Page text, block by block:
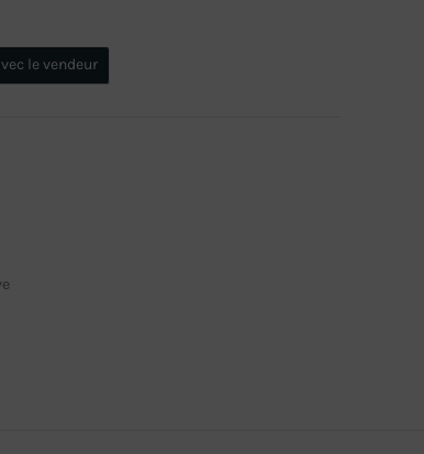
le vendeur